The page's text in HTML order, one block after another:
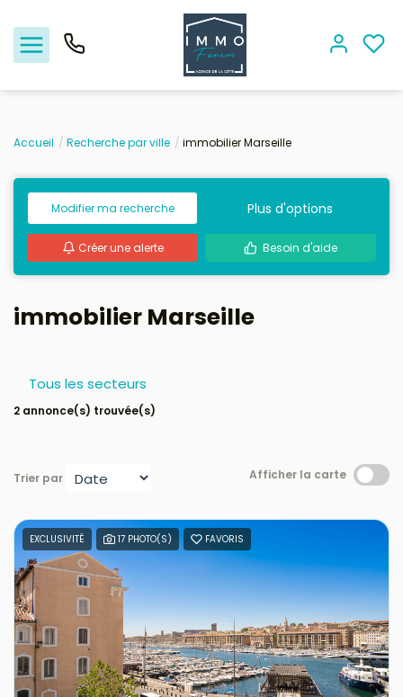
Vendre
Biens vendus
Location - Gestion
Estimation
Accueil Recherche par ville immobilier Marseille
Modifier ma recherche Plus d'options
Créer une alerte Besoin d'aide
immobilier Marseille
Tous les secteurs
2 annonce(s) trouvée(s)
Trier par Afficher la carte
EXCLUSIVITÉ 17 PHOTO(S) FAVORIS